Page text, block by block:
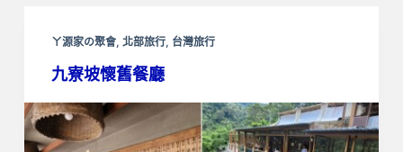
ㄚ源家の聚會, 北部旅行, 台灣旅行
九寮坡懷舊餐廳